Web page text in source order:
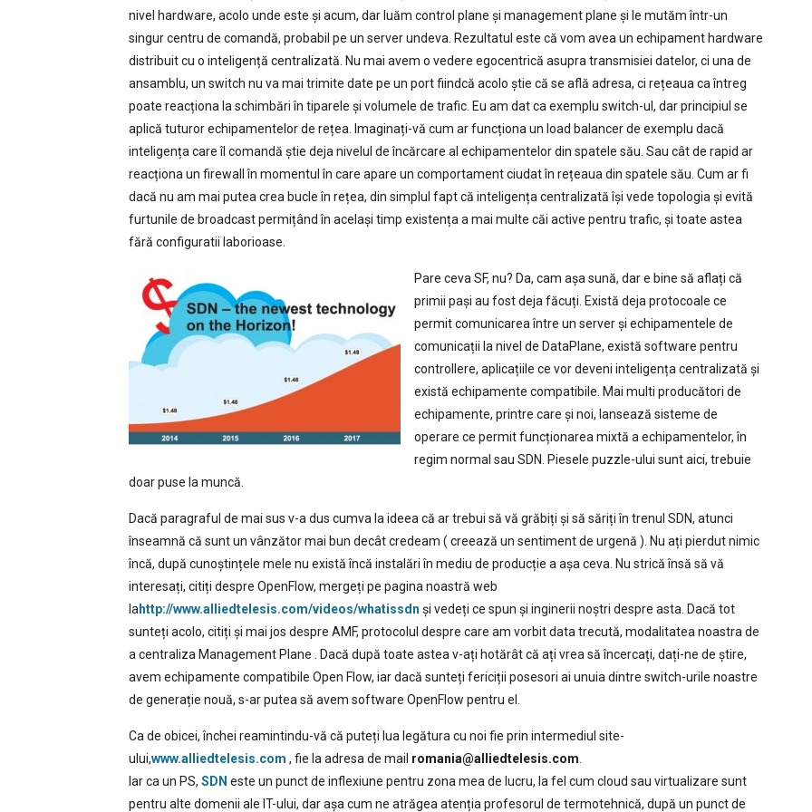
nivel hardware, acolo unde este și acum, dar luăm control plane și management plane și le mutăm într-un
singur centru de comandă, probabil pe un server undeva. Rezultatul este că vom avea un echipament hardware
distribuit cu o inteligență centralizată. Nu mai avem o vedere egocentrică asupra transmisiei datelor, ci una de
ansamblu, un switch nu va mai trimite date pe un port fiindcă acolo știe că se află adresa, ci rețeaua ca întreg
poate reacționa la schimbări în tiparele și volumele de trafic. Eu am dat ca exemplu switch-ul, dar principiul se
aplică tuturor echipamentelor de rețea. Imaginați-vă cum ar funcționa un load balancer de exemplu dacă
inteligența care îl comandă știe deja nivelul de încărcare al echipamentelor din spatele său. Sau cât de rapid ar
reacționa un firewall în momentul în care apare un comportament ciudat în rețeaua din spatele său. Cum ar fi
dacă nu am mai putea crea bucle în rețea, din simplul fapt că inteligența centralizată își vede topologia și evită
furtunile de broadcast permițând în același timp existența a mai multe căi active pentru trafic, și toate astea
fără configuratii laborioase.
Pare ceva SF, nu? Da, cam așa sună, dar e bine să aflați că
primii pași au fost deja făcuți. Există deja protocoale ce
permit comunicarea între un server și echipamentele de
comunicații la nivel de DataPlane, există software pentru
controllere, aplicațiile ce vor deveni inteligența centralizată și
există echipamente compatibile. Mai multi producători de
echipamente, printre care și noi, lansează sisteme de
operare ce permit funcționarea mixtă a echipamentelor, în
regim normal sau SDN. Piesele puzzle-ului sunt aici, trebuie
doar puse la muncă.
Dacă paragraful de mai sus v-a dus cumva la ideea că ar trebui să vă grăbiți și să săriți în trenul SDN, atunci
înseamnă că sunt un vânzător mai bun decât credeam ( creează un sentiment de urgenă ). Nu ați pierdut nimic
încă, după cunoștințele mele nu există încă instalări în mediu de producție a așa ceva. Nu strică însă să vă
interesați, citiți despre OpenFlow, mergeți pe pagina noastră web
lahttp://www.alliedtelesis.com/videos/whatissdn și vedeți ce spun și inginerii noștri despre asta. Dacă tot
sunteți acolo, citiți și mai jos despre AMF, protocolul despre care am vorbit data trecută, modalitatea noastra de
a centraliza Management Plane . Dacă după toate astea v-ați hotărât că ați vrea să încercați, dați-ne de știre,
avem echipamente compatibile Open Flow, iar dacă sunteți fericiții posesori ai unuia dintre switch-urile noastre
de generație nouă, s-ar putea să avem software OpenFlow pentru el.
Ca de obicei, închei reamintindu-vă că puteți lua legătura cu noi fie prin intermediul site-
ului,www.alliedtelesis.com , fie la adresa de mail romania@alliedtelesis.com.
Iar ca un PS, SDN este un punct de inflexiune pentru zona mea de lucru, la fel cum cloud sau virtualizare sunt
pentru alte domenii ale IT-ului, dar așa cum ne atrăgea atenția profesorul de termotehnică, după un punct de